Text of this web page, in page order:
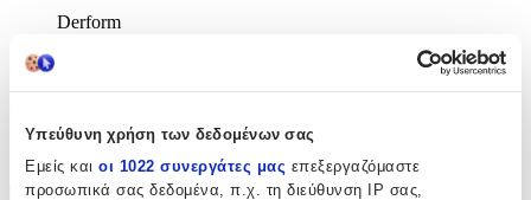
Υπεύθυνη χρήση των δεδομένων σας
Εμείς και οι 1022 συνεργάτες μας επεξεργαζόμαστε
προσωπικά σας δεδομένα, π.χ. τη διεύθυνση IP σας,
Derform
Βασικά Χαρακτηριστικά